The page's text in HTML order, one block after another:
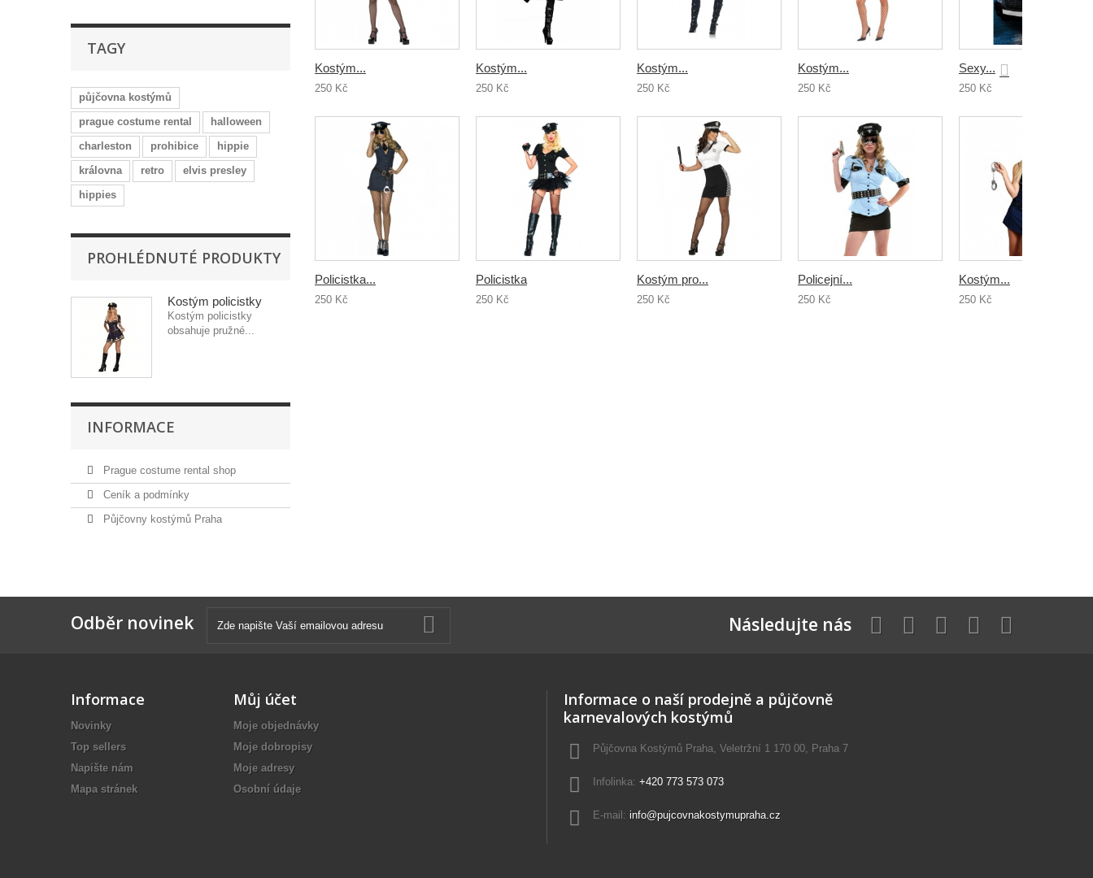
TAGY
půjčovna kostýmů
prague costume rental
halloween
charleston
prohibice
hippie
královna
retro
elvis presley
hippies
PROHLÉDNUTÉ PRODUKTY
Kostým policistky
Kostým policistky
obsahuje pružné...
INFORMACE
Prague costume rental shop
Ceník a podmínky
Půjčovny kostýmů Praha
Kostým...
250 Kč
Policistka...
250 Kč
Kostým...
250 Kč
Policistka
250 Kč
Kostým...
250 Kč
Kostým pro...
250 Kč
Kostým...
250 Kč
Policejní...
250 Kč
Sexy...
250 Kč
Kostým...
250 Kč
Odběr novinek Následujte nás
Informace
Novinky
Top sellers
Napište nám
Mapa stránek
Můj účet
Moje objednávky
Moje dobropisy
Moje adresy
Osobní údaje
Informace o naší prodejně a půjčovně
karnevalových kostýmů
Půjčovna Kostýmů Praha, Veletržní 1 170 00, Praha 7
Infolinka: +420 773 573 073
E-mail: info@pujcovnakostymupraha.cz